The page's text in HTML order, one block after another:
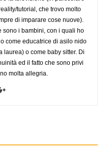
tutorial, che trovo molto
di imparare cose nuove).
sono i bambini, con i quali ho
come educatrice di asilo nido
laurea) o come baby sitter. Di
ed il fatto che sono privi
molta allegria.